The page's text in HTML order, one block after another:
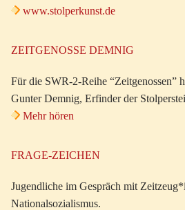
www.stolperkunst.de
ZEITGENOSSE DEMNIG
Für die SWR-2-Reihe “Zeitgenossen”
Gunter Demnig, Erfinder der
Mehr hören
FRAGE-ZEICHEN
Jugendliche im Gespräch mit
Nationalsozialismus.